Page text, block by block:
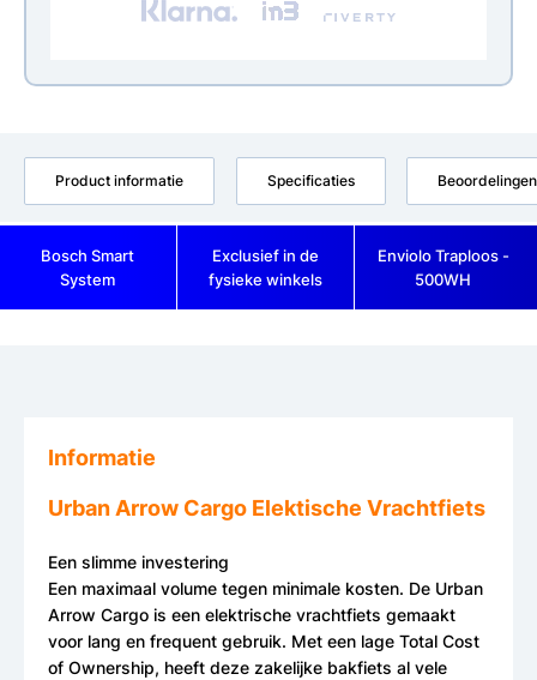
Product informatie Specificaties Beoordelingen
Bosch Smart
System
Exclusief in de
fysieke winkels
Enviolo Traploos -
500WH
Informatie
Urban Arrow Cargo Elektische Vrachtfiets
Een slimme investering
Een maximaal volume tegen minimale kosten. De Urban
Arrow Cargo is een elektrische vrachtfiets gemaakt
voor lang en frequent gebruik. Met een lage Total Cost
of Ownership, heeft deze zakelijke bakfiets al vele